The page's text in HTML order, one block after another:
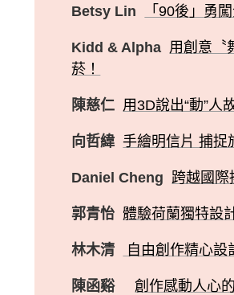
Betsy Lin 「90後」勇
Kidd & Alpha 用創意〝
菸！
陳慈仁 用3D說出“動”人
向哲緯 手繪明信片 捕捉
Daniel Cheng 跨越國際
郭青怡 體驗荷蘭獨特設
林木清 自由創作精心設
陳函谿 創作感動人心